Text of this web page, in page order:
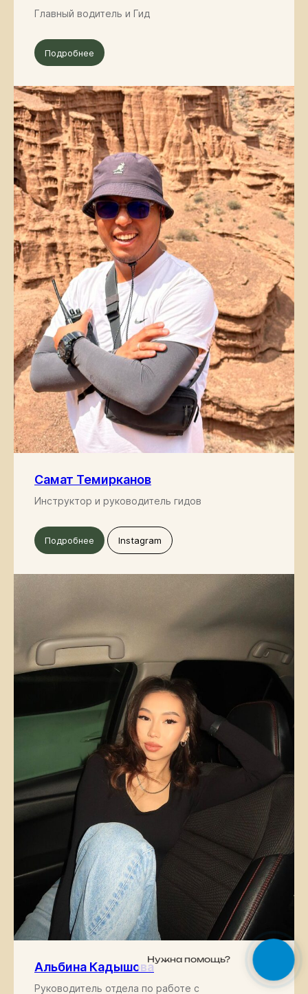
Главный водитель и Гид
Подробнее
Самат Темирканов
Инструктор и руководитель гидов
Подробнее Instagram
Альбина Кадышова
Руководитель отдела по работе с
Нужна помощь?